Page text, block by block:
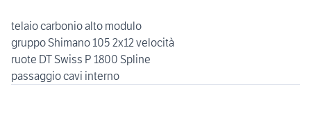
telaio carbonio alto modulo
gruppo Shimano 105 2x12 velocità
ruote DT Swiss P 1800 Spline
passaggio cavi interno